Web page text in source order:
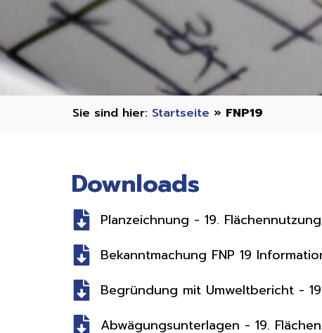
Startseite » FNP19
Downloads ​
Planzeichnung - 19.
Bekanntmachung FNP 19
Begründung mit Umweltbericht -
Abwägungsunterlagen - 19.